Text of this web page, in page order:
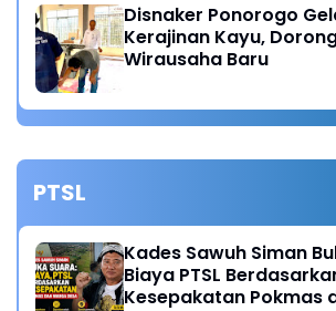
Disnaker Ponorogo
Kerajinan Kayu,
Wirausaha Baru
PTSL
Kades Sawuh Siman
Biaya PTSL
Kesepakatan Pokmas